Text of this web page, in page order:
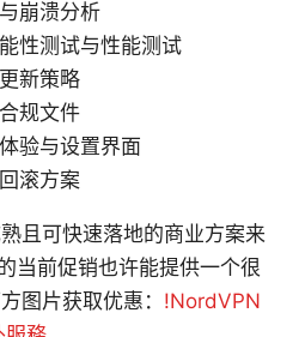
崩溃分析
性测试与性能测试
新策略
规文件
验与设置界面
滚方案
且可快速落地的商业方案来
当前促销也许能提供一个很
图片获取优惠： !NordVPN